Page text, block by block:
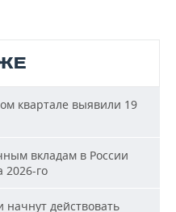
квартале выявили 19
вкладам в России
2026-го
начнут действовать